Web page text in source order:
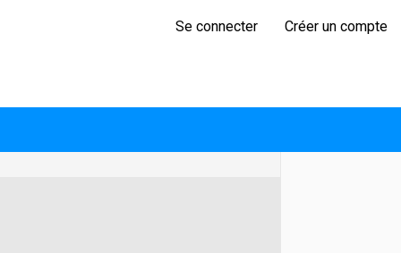
Se connecter Créer un compte